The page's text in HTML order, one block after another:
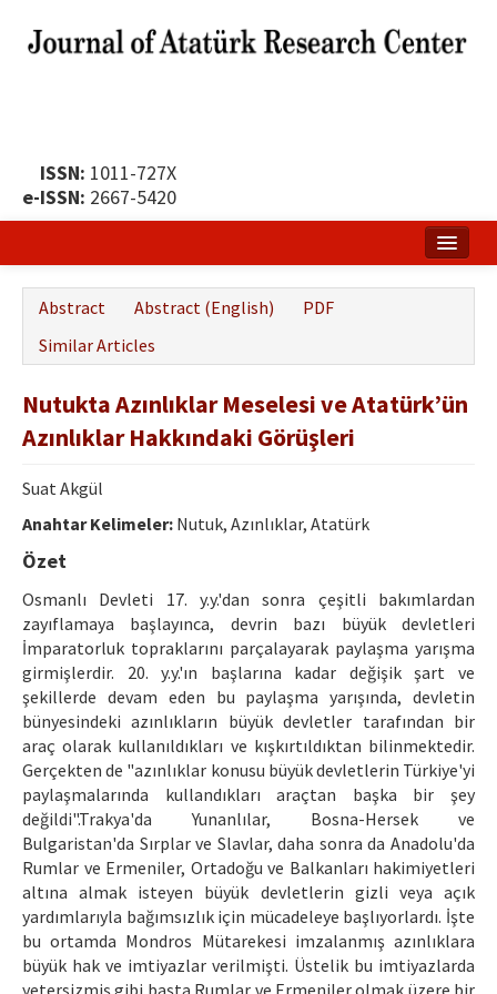
ISSN: 1011-727X
e-ISSN: 2667-5420
Publication Policy
Boards of the Journal
Ethical Principles
Refereeing Guide
Contact Us
Abstract Abstract (English)
PDF
Similar Articles
Nutukta Azınlıklar Meselesi ve Atatürk’ün
Azınlıklar Hakkındaki Görüşleri
Suat Akgül
Anahtar Kelimeler: Nutuk, Azınlıklar, Atatürk
Özet
Osmanlı Devleti 17. y.y.'dan sonra çeşitli bakımlardan
zayıflamaya başlayınca, devrin bazı büyük devletleri
İmparatorluk topraklarını parçalayarak paylaşma yarışma
girmişlerdir. 20. y.y.'ın başlarına kadar değişik şart ve
şekillerde devam eden bu paylaşma yarışında, devletin
bünyesindeki azınlıkların büyük devletler tarafından bir
araç olarak kullanıldıkları ve kışkırtıldıktan bilinmektedir.
Gerçekten de "azınlıklar konusu büyük devletlerin Türkiye'yi
paylaşmalarında kullandıkları araçtan başka bir şey
değildi".Trakya'da Yunanlılar, Bosna-Hersek ve
Bulgaristan'da Sırplar ve Slavlar, daha sonra da Anadolu'da
Rumlar ve Ermeniler, Ortadoğu ve Balkanları hakimiyetleri
altına almak isteyen büyük devletlerin gizli veya açık
yardımlarıyla bağımsızlık için mücadeleye başlıyorlardı. İşte
bu ortamda Mondros Mütarekesi imzalanmış azınlıklara
büyük hak ve imtiyazlar verilmişti. Üstelik bu imtiyazlarda